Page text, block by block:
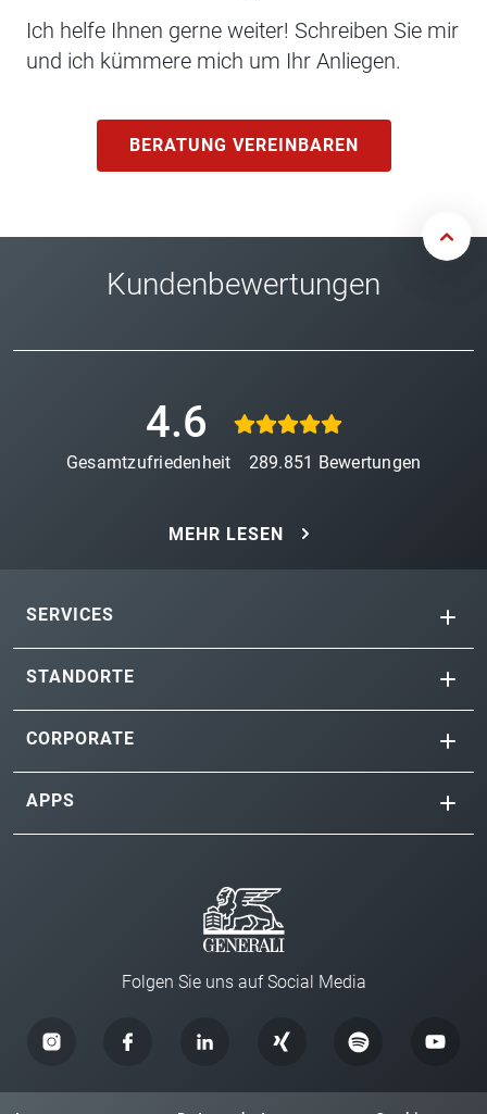
Ich helfe Ihnen gerne weiter! Schreiben Sie mir
und ich kümmere mich um Ihr Anliegen.
BERATUNG VEREINBAREN
Kundenbewertungen
4.6
Gesamtzufriedenheit 289.851 Bewertungen
MEHR LESEN
SERVICES
STANDORTE
CORPORATE
APPS
Folgen Sie uns auf Social Media